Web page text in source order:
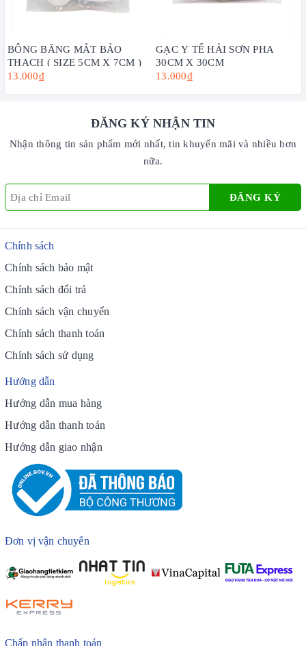
BÔNG BĂNG MẮT BẢO
THẠCH ( SIZE 5CM X 7CM )
13.000₫
GẠC Y TẾ HẢI SƠN PHA
30CM X 30CM
13.000₫
ĐĂNG KÝ NHẬN TIN
Nhận thông tin sản phẩm mới nhất, tin khuyến mãi và nhiều hơn
nữa.
ĐĂNG KÝ
Chính sách
Chính sách bảo mật
Chính sách đổi trả
Chính sách vận chuyển
Chính sách thanh toán
Chính sách sử dụng
Hướng dẫn
Hướng dẫn mua hàng
Hướng dẫn thanh toán
Hướng dẫn giao nhận
Đơn vị vận chuyển
Chấp nhận thanh toán